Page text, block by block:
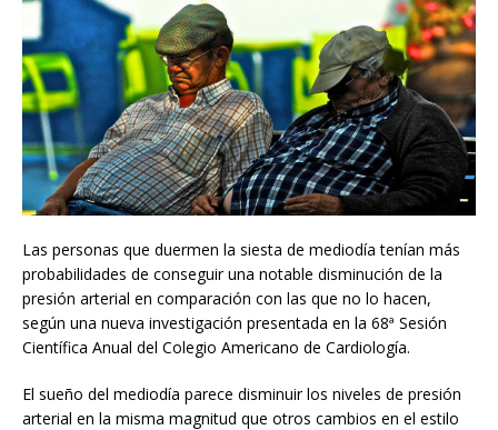
Las personas que duermen la siesta de mediodía tenían más
probabilidades de conseguir una notable disminución de la
presión arterial en comparación con las que no lo hacen,
según una nueva investigación presentada en la 68ª Sesión
Científica Anual del Colegio Americano de Cardiología.
El sueño del mediodía parece disminuir los niveles de presión
arterial en la misma magnitud que otros cambios en el estilo